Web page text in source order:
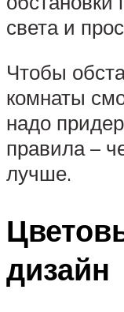
света и
Чтобы
комнаты
надо
правила –
лучше.
дизайн